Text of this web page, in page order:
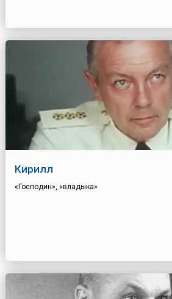
Кирилл
«Господин», «владыка»